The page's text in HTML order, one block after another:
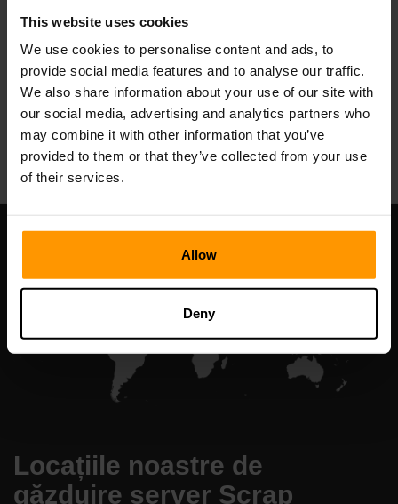
This website uses cookies
We use cookies to personalise content and ads, to
provide social media features and to analyse our traffic.
We also share information about your use of our site with
our social media, advertising and analytics partners who
may combine it with other information that you’ve
provided to them or that they’ve collected from your use
of their services.
Allow
Deny
Valheim
Găzduire server
All Games
Locațiile noastre de
găzduire server Scrap